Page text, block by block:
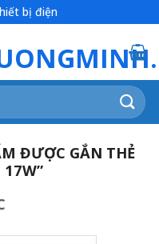
bị điện
ĐƯỢC GẮN THẺ